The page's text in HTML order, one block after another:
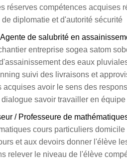
réserves compétences acquises
diplomatie et d'autorité sécurité
Agente de salubrité en
entreprise sogea satom
des eaux
suivi des livraisons et
acquises avoir le sens des
savoir travailler en
/ Professeure de
cours particuliers
et aux devoirs donner l'élève
relever le niveau de l'élève